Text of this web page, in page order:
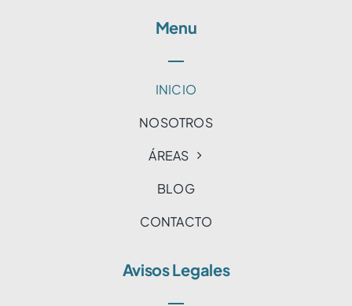
Menu
INICIO
NOSOTROS
ÁREAS
BLOG
CONTACTO
Avisos Legales